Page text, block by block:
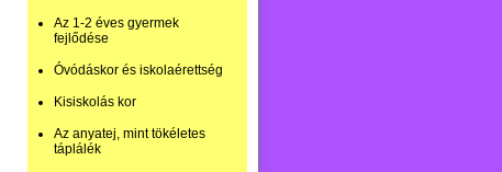
Az 1-2 éves gyermek
fejlődése
Óvódáskor és iskolaérettség
Kisiskolás kor
Az anyatej, mint tökéletes
táplálék